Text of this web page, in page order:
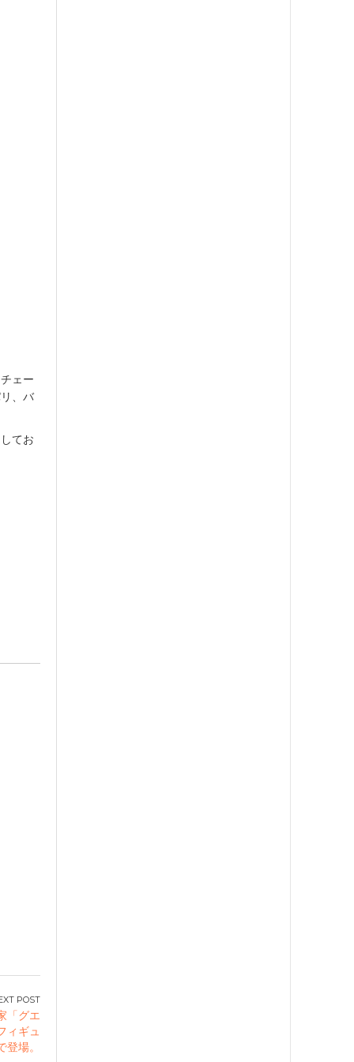
ェー
、バ
てお
「グエ
ィギュ
登場。